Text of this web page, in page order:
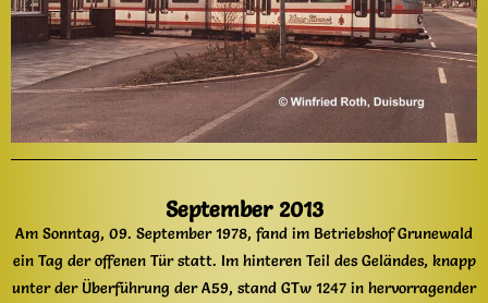
September 2013
Am Sonntag, 09. September 1978, fand im Betriebshof Grunewald
ein Tag der offenen Tür statt. Im hinteren Teil des Geländes, knapp
unter der Überführung der A59, stand GTw 1247 in hervorragender